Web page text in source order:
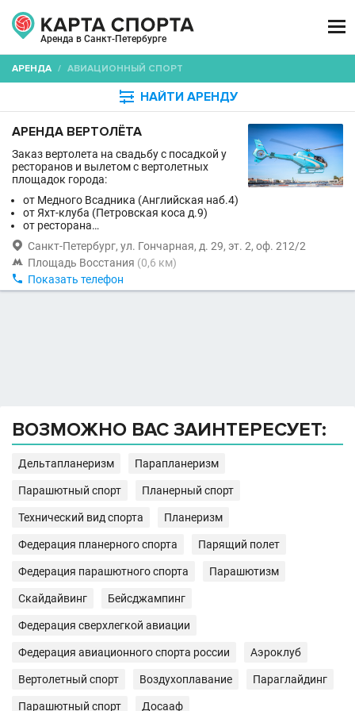
Аренда в Санкт-Петербурге

АРЕНДА / АВИАЦИОННЫЙ СПОРТ
 НАЙТИ АРЕНДУ
АРЕНДА ВЕРТОЛЁТА
Заказ вертолета на свадьбу с посадкой у
ресторанов и вылетом с вертолетных
площадок города:
от Медного Всадника (Английская наб.4)
от Яхт-клуба (Петровская коса д.9)
от ресторана…
 Санкт-Петербург, ул. Гончарная, д. 29, эт. 2, оф. 212/2
 Площадь Восстания (0,6 км)
 Показать телефон
ВОЗМОЖНО ВАС ЗАИНТЕРЕСУЕТ:
Дельтапланеризм Парапланеризм
Парашютный спорт Планерный спорт
Технический вид спорта Планеризм
Федерация планерного спорта Парящий полет
Федерация парашютного спорта Парашютизм
Скайдайвинг Бейсджампинг
Федерация сверхлегкой авиации
Федерация авиационного спорта россии Аэроклуб
Вертолетный спорт Воздухоплавание Параглайдинг
Парашютный спорт Досааф